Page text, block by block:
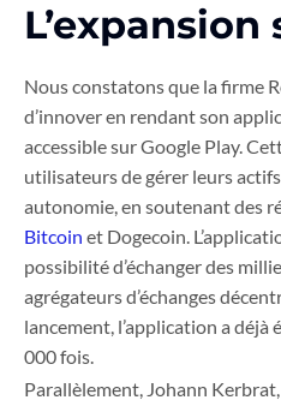
Nous constatons que la firme
d’innover en rendant son
accessible sur Google Play.
utilisateurs de gérer leurs
autonomie, en soutenant des
Bitcoin et Dogecoin.
possibilité d’échanger des
agrégateurs d’échanges
lancement, l’application a déjà
000 fois.
Parallèlement, Johann